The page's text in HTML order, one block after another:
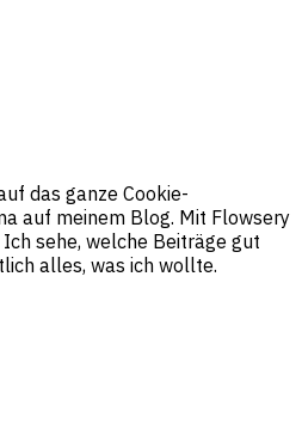
das ganze Cookie-
auf meinem Blog. Mit Flowsery
sehe, welche Beiträge gut
alles, was ich wollte.